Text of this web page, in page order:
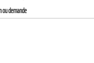
ou demande